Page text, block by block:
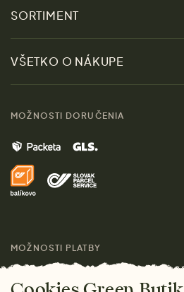
Udržateľnosť
Kontakt
Značky
Pre médiá
SORTIMENT
Zľavy
Ženy
Muži
Domov
Darčeky
VŠETKO O NÁKUPE
Doprava a platba
MOŽNOSTI DORUČENIA
MOŽNOSTI PLATBY